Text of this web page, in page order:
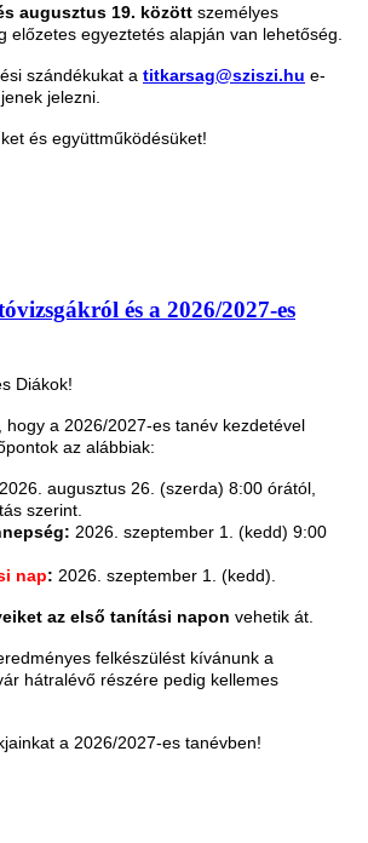
augusztus 19. között személyes
előzetes egyeztetés alapján van lehetőség.
szándékukat a titkarsag@sziszi.hu e-
jelezni.
és együttműködésüket!
és a 2026/2027-es
Diákok!
hogy a 2026/2027-es tanév kezdetével
az alábbiak:
2026. augusztus 26. (szerda) 8:00 órától,
szerint.
2026. szeptember 1. (kedd) 9:00
nap: 2026. szeptember 1. (kedd).
az első tanítási napon vehetik át.
felkészülést kívánunk a
hátralévő részére pedig kellemes
a 2026/2027-es tanévben!